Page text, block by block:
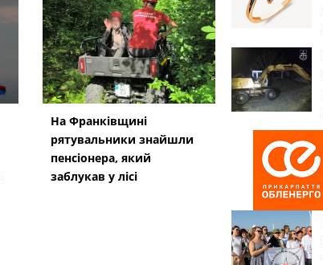
На Франківщині
рятувальники знайшли
пенсіонера, який
заблукав у лісі